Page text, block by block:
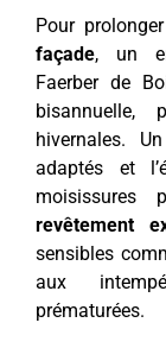
Pour
façade, un
Faerber de
bisannuelle,
hivernales.
adaptés et
moisissures
revêtement
sensibles
aux
prématurées.